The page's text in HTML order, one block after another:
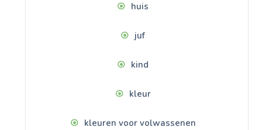
huis
juf
kind
kleur
kleuren voor volwassenen